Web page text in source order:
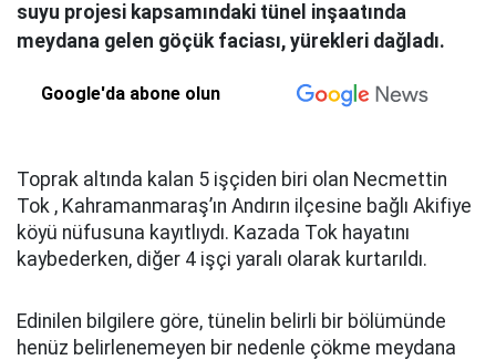
suyu projesi kapsamındaki tünel inşaatında
meydana gelen göçük faciası, yürekleri dağladı.
Google'da abone olun
Toprak altında kalan 5 işçiden biri olan Necmettin
Tok , Kahramanmaraş’ın Andırın ilçesine bağlı Akifiye
köyü nüfusuna kayıtlıydı. Kazada Tok hayatını
kaybederken, diğer 4 işçi yaralı olarak kurtarıldı.
Edinilen bilgilere göre, tünelin belirli bir bölümünde
henüz belirlenemeyen bir nedenle çökme meydana